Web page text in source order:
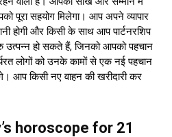
पूरा सहयोग मिलेगा। आप अपने व्यापार
होगी और किसी के साथ आप पार्टनरशिप
हो सकते हैं, जिनको आपको पहचान
लोगों को उनके कामों से एक नई पहचान
आप किसी नए वाहन की खरीदारी कर
horoscope for 21